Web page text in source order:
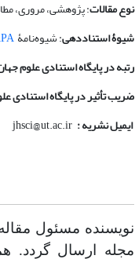
نوع مقالات: پژوهشی، مروری،
شیوۀ استناددهی: شیوه‌نامۀ
رتبه در پایگاه استنادی علوم
ضریب تأثیر در پایگاه استنادی
ایمیل نشریه :
نویسنده مسئول
مجله ارسال گردد.